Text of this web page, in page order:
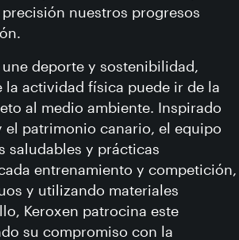
nuestros progresos
deporte y sostenibilidad,
la actividad física puede ir de la
al medio ambiente. Inspirado
el patrimonio canario, el equipo
saludables y prácticas
entrenamiento y competición,
y utilizando materiales
Keroxen patrocina este
su compromiso con la